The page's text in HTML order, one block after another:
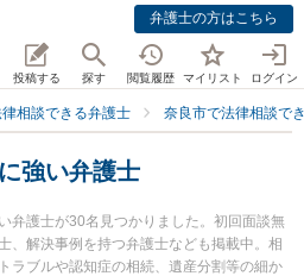
弁護士の方はこちら
投稿する 探す 閲覧履歴 マイリスト ログイン
相談できる弁護士 奈良市で法律相談で
強い弁護士
弁護士が30名見つかりました。初回面談無
、解決事例を持つ弁護士なども掲載中。相
ラブルや認知症の相続、遺産分割等の細か